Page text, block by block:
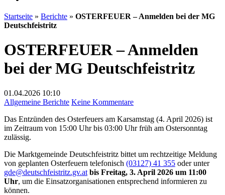
Startseite » Berichte » OSTERFEUER – Anmelden bei der MG
Deutschfeistritz
OSTERFEUER – Anmelden
bei der MG Deutschfeistritz
01.04.2026 10:10
Allgemeine Berichte Keine Kommentarezu
–
Anmelden
MG
Deutschfeistritz
Das Entzünden des Osterfeuers am Karsamstag (4. April 2026) ist
im Zeitraum von 15:00 Uhr bis 03:00 Uhr früh am Ostersonntag
zulässig.
Die Marktgemeinde Deutschfeistritz bittet um rechtzeitige Meldung
von geplanten Osterfeuern telefonisch (03127) 41 355 oder unter
gde@deutschfeistritz.gv.at bis Freitag, 3. April 2026 um 11:00
Uhr, um die Einsatzorganisationen entsprechend informieren zu
können.